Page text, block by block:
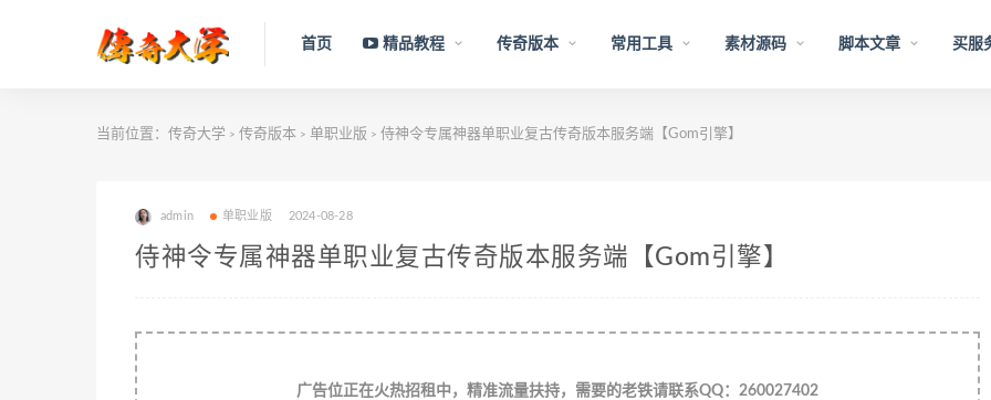
首页 精品教程 传奇版本 常用工具 素材源码 脚本文章 买服
当前位置： 传奇大学 > 传奇版本 > 单职业版 > 侍神令专属神器单职业复古传奇版本服务端【Gom引擎】
admin 单职业版 2024-08-28
侍神令专属神器单职业复古传奇版本服务端【Gom引擎】
广告位正在火热招租中，精准流量扶持，需要的老铁请联系QQ：260027402